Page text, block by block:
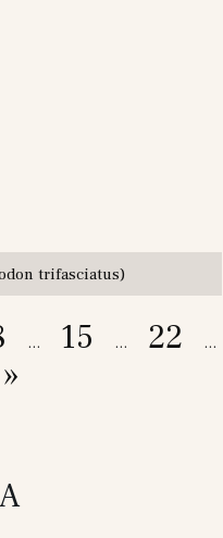
trifasciatus)
... 15 ... 22 ...
»